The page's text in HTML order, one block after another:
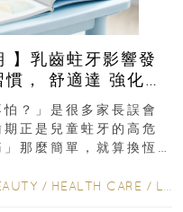
】乳齒蛀牙影響發
化琺
？」是很多家長誤會
正是兒童蛀牙的高危
那麼簡單，就算換恆
/ HEALTH CARE / LIFESTYLE